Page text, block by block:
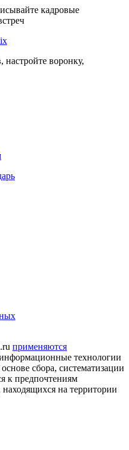
кадровые
настройте воронку,
применяются
технологии
сбора, систематизации
к предпочтениям
находящихся на территории